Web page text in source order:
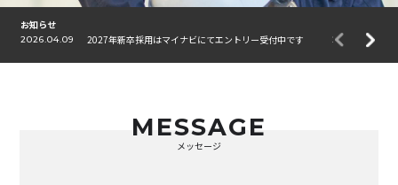
お知らせ
2026.04.09 2027年新卒採用はマイナビにてエントリー受付中です 2025.03.06
MESSAGE
メッセージ